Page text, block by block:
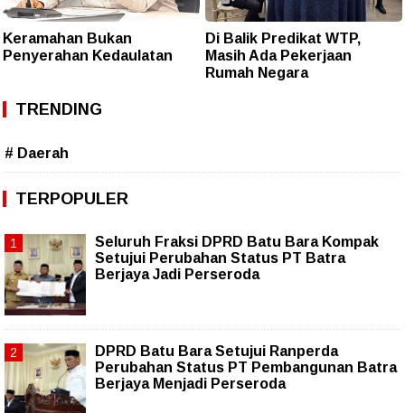
Keramahan Bukan
Penyerahan Kedaulatan
Di Balik Predikat WTP,
Masih Ada Pekerjaan
Rumah Negara
TRENDING
# Daerah
TERPOPULER
Seluruh Fraksi DPRD Batu Bara Kompak
Setujui Perubahan Status PT Batra
Berjaya Jadi Perseroda
DPRD Batu Bara Setujui Ranperda
Perubahan Status PT Pembangunan Batra
Berjaya Menjadi Perseroda